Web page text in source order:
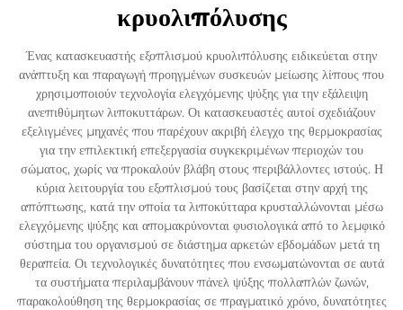
κρυολιπόλυσης
Ένας κατασκευαστής εξοπλισμού κρυολιπόλυσης ειδικεύεται στην
ανάπτυξη και παραγωγή προηγμένων συσκευών μείωσης λίπους που
χρησιμοποιούν τεχνολογία ελεγχόμενης ψύξης για την εξάλειψη
ανεπιθύμητων λιποκυττάρων. Οι κατασκευαστές αυτοί σχεδιάζουν
εξελιγμένες μηχανές που παρέχουν ακριβή έλεγχο της θερμοκρασίας
για την επιλεκτική επεξεργασία συγκεκριμένων περιοχών του
σώματος, χωρίς να προκαλούν βλάβη στους περιβάλλοντες ιστούς. Η
κύρια λειτουργία του εξοπλισμού τους βασίζεται στην αρχή της
απόπτωσης, κατά την οποία τα λιποκύτταρα κρυσταλλώνονται μέσω
ελεγχόμενης ψύξης και απομακρύνονται φυσιολογικά από το λεμφικό
σύστημα του οργανισμού σε διάστημα αρκετών εβδομάδων μετά τη
θεραπεία. Οι τεχνολογικές δυνατότητες που ενσωματώνονται σε αυτά
τα συστήματα περιλαμβάνουν πάνελ ψύξης πολλαπλών ζωνών,
παρακολούθηση της θερμοκρασίας σε πραγματικό χρόνο, δυνατότητες